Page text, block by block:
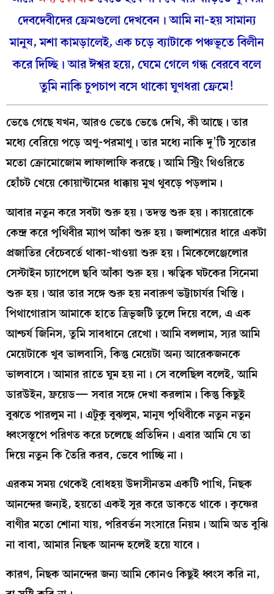
দেবদেবীদের ফ্রেমগুলো দেখবেন। আমি না-হয় সামান্য
মানুষ, মশা কামড়ালেই, এক চড়ে ব্যাটাকে পঞ্চভূতে বিলীন
করে দিচ্ছি। আর ঈশ্বর হয়ে, ঘেমে গেলে গন্ধ বেরবে বলে
তুমি নাকি চুপচাপ বসে থাকো ঘুণধরা ফ্রেমে!
ভেঙে গেছে যখন, আরও ভেঙে ভেঙে দেখি, কী আছে। তার
মধ্যে বেরিয়ে পড়ে অণু-পরমাণু। তার মধ্যে নাকি দু’টি সুতোর
মতো ক্রোমোজোম লাফালাফি করছে। আমি স্ট্রিং থিওরিতে
হোঁচট খেয়ে কোয়ান্টামের ধাক্কায় মুখ থুবড়ে পড়লাম।
আবার নতুন করে সবটা শুরু হয়। তদন্ত শুরু হয়। কায়রোকে
কেন্দ্র করে পৃথিবীর ম্যাপ আঁকা শুরু হয়। জলাশয়ের ধারে একটা
প্রজাতির বেঁচেবর্তে থাকা-খাওয়া শুরু হয়। মিকেলেঞ্জেলোর
সেস্টাইন চ্যাপেলে ছবি আঁকা শুরু হয়। ঋত্বিক ঘটকের সিনেমা
শুরু হয়। আর তার সঙ্গে শুরু হয় নবারুণ ভট্টাচার্যর খিস্তি।
পিথাগোরাস আমাকে হাতে ত্রিভূজটি তুলে দিয়ে বলে, এ এক
আশ্চর্য জিনিস, তুমি সাবধানে রেখো। আমি বললাম, স্যর আমি
মেয়েটাকে খুব ভালবাসি, কিন্তু মেয়েটা অন্য আরেকজনকে
ভালবাসে। আমার রাতে ঘুম হয় না। সে বলেছিল বলেই, আমি
ডারউইন, ফ্রয়েড— সবার সঙ্গে দেখা করলাম। কিন্তু কিছুই
বুঝতে পারলুম না। এটুকু বুঝলুম, মানুষ পৃথিবীকে নতুন নতুন
ধ্বংসস্তূপে পরিণত করে চলেছে প্রতিদিন। এবার আমি যে তা
দিয়ে নতুন কি তৈরি করব, ভেবে পাচ্ছি না।
এরকম সময় থেকেই বোধহয় উদাসীনতম একটি পাখি, নিছক
আনন্দের জন্যই, হয়তো একই সুর করে ডাকতে থাকে। কৃষ্ণের
বাণীর মতো শোনা যায়, পরিবর্তন সংসারে নিয়ম। আমি অত বুঝি
না বাবা, আমার নিছক আনন্দ হলেই হয়ে যাবে।
কারণ, নিছক আনন্দের জন্য আমি কোনও কিছুই ধ্বংস করি না,